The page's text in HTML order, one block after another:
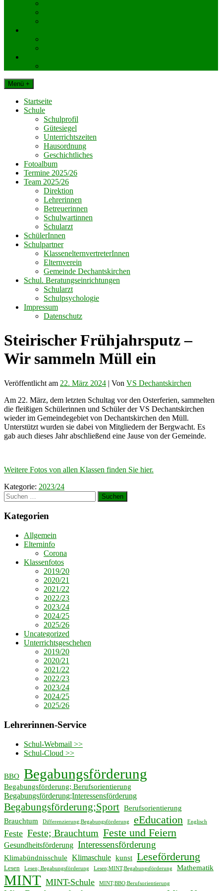
Menü +
Startseite
Schule
Schulprofil
Gütesiegel
Unterrichtszeiten
Hausordnung
Geschichtliches
Fotoalbum
Termine 2025/26
Team 2025/26
Direktion
Lehrerinnen
Betreuerinnen
Schulwartinnen
Schularzt
SchülerInnen
Schulpartner
KlassenelternvertreterInnen
Elternverein
Gemeinde Dechantskirchen
Schul. Beratungseinrichtungen
Schularzt
Schulpsychologie
Impressum
Datenschutz
Steirischer Frühjahrsputz –
Wir sammeln Müll ein
Veröffentlicht am 22. März 2024 | Von VS Dechantskirchen
Am 22. März, dem letzten Schultag vor den Osterferien, sammelten
die fleißigen Schülerinnen und Schüler der VS Dechantskirchen
wieder im Gemeindegebiet von Dechantskirchen den Müll.
Unterstützt wurden sie dabei von Mitgliedern der Bergwacht. Es
gab auch dieses Jahr abschließend eine Jause von der Gemeinde.
Weitere Fotos von allen Klassen finden Sie hier.
Kategorie: 2023/24
Suchen
nach:
Kategorien
Allgemein
Elterninfo
Corona
Klassenfotos
2019/20
2020/21
2021/22
2022/23
2023/24
2024/25
2025/26
Uncategorized
Unterrichtsgeschehen
2019/20
2020/21
2021/22
2022/23
2023/24
2024/25
2025/26
Lehrerinnen-Service
Schul-Webmail >>
Schul-Cloud >>
BBO Begabungsförderung
Begabungsförderung; Berufsorientierung
Begabungsförderung;Interessensförderung
Begabungsförderung;Sport Berufsorientierung
Brauchtum
Differenzierung;Begabungsförderung eEducation Englisch
Feste Feste; Brauchtum Feste und Feiern
Gesundheitsförderung Interessensförderung
Klimabündnisschule Klimaschule kunst Leseförderung
Lesen Lesen; Begabungsförderung Lesen;MINT;Begabungsförderung Mathematik
MINT MINT-Schule MINT;BBO;Berufsorientierung